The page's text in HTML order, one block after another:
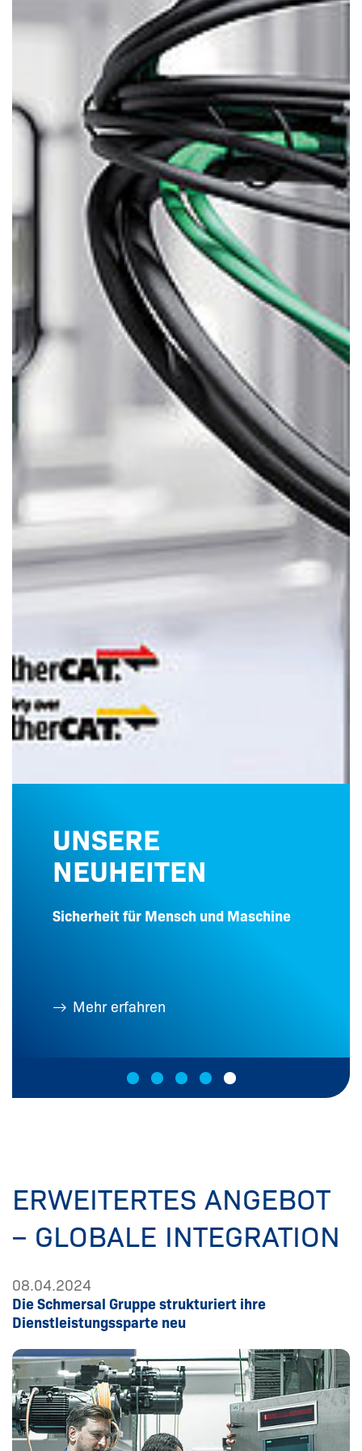
UNSERE
NEUHEITEN
Sicherheit für Mensch und Maschine
Mehr erfahren
ERWEITERTES ANGEBOT
– GLOBALE INTEGRATION
08.04.2024
Die Schmersal Gruppe strukturiert ihre
Dienstleistungssparte neu